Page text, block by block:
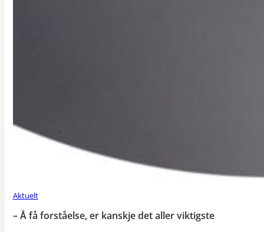
Aktuelt
– Å få forståelse, er kanskje det aller viktigste